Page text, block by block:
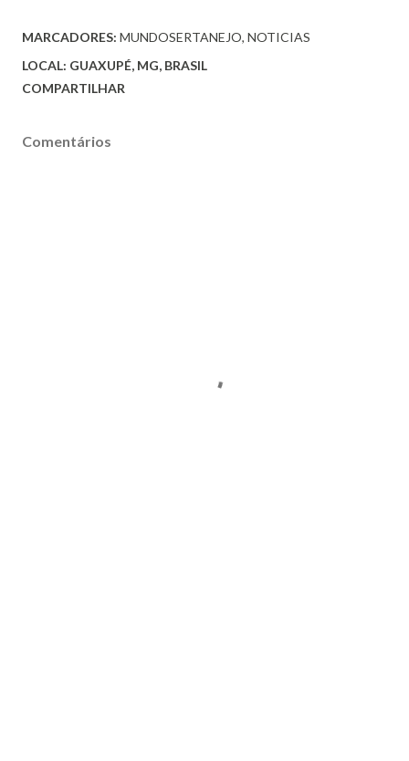
MARCADORES: MUNDOSERTANEJO NOTICIAS
LOCAL: GUAXUPÉ, MG, BRASIL
COMPARTILHAR
Comentários